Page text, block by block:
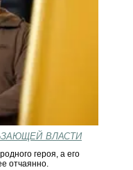
власти
героя, а его
отчаянно.